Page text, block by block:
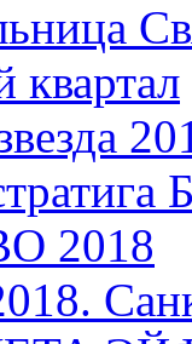
квартал
2018